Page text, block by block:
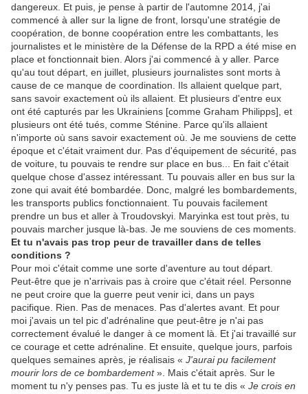
dangereux. Et puis, je pense à partir de l'automne 2014, j'ai
commencé à aller sur la ligne de front, lorsqu'une stratégie de
coopération, de bonne coopération entre les combattants, les
journalistes et le ministère de la Défense de la RPD a été mise en
place et fonctionnait bien. Alors j'ai commencé à y aller. Parce
qu'au tout départ, en juillet, plusieurs journalistes sont morts à
cause de ce manque de coordination. Ils allaient quelque part,
sans savoir exactement où ils allaient. Et plusieurs d'entre eux
ont été capturés par les Ukrainiens [comme Graham Philipps], et
plusieurs ont été tués, comme Sténine. Parce qu'ils allaient
n'importe où sans savoir exactement où. Je me souviens de cette
époque et c'était vraiment dur. Pas d'équipement de sécurité, pas
de voiture, tu pouvais te rendre sur place en bus... En fait c'était
quelque chose d'assez intéressant. Tu pouvais aller en bus sur la
zone qui avait été bombardée. Donc, malgré les bombardements,
les transports publics fonctionnaient. Tu pouvais facilement
prendre un bus et aller à Troudovskyi. Maryinka est tout près, tu
pouvais marcher jusque là-bas. Je me souviens de ces moments.
Et tu n'avais pas trop peur de travailler dans de telles
conditions ?
Pour moi c'était comme une sorte d'aventure au tout départ.
Peut-être que je n'arrivais pas à croire que c'était réel. Personne
ne peut croire que la guerre peut venir ici, dans un pays
pacifique. Rien. Pas de menaces. Pas d'alertes avant. Et pour
moi j'avais un tel pic d'adrénaline que peut-être je n'ai pas
correctement évalué le danger à ce moment là. Et j'ai travaillé sur
ce courage et cette adrénaline. Et ensuite, quelque jours, parfois
quelques semaines après, je réalisais « J'aurai pu facilement
mourir lors de ce bombardement». Mais c'était après. Sur le
moment tu n'y penses pas. Tu es juste là et tu te dis « Je crois en